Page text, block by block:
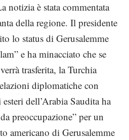
notizia è stata commentata
della regione. Il presidente
lo status di Gerusalemme
e ha minacciato che se
trasferita, la Turchia
diplomatiche con
dell’Arabia Saudita ha
preoccupazione” per un
americano di Gerusalemme